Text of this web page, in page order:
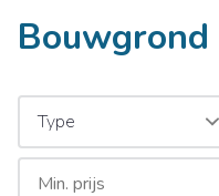
Bouwgrond
Type